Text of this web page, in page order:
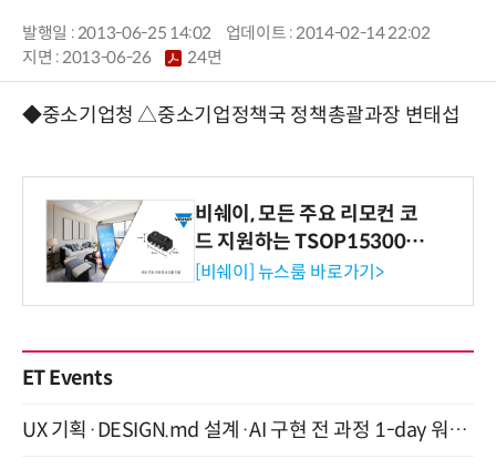
발행일 : 2013-06-25 14:02
업데이트 : 2014-02-14 22:02
지면 :2013-06-26 24면
◆중소기업청 △중소기업정책국 정책총괄과장 변태섭
비쉐이, 모든 주요 리모컨 코
드 지원하는 TSOP15300 시
리즈 IR 수신기 출시
[비쉐이] 뉴스룸 바로가기>
ET Events
UX 기획·DESIGN.md 설계·AI 구현 전 과정 1-day 워크숍 with Claude Code·Codex 9월 15일 개최